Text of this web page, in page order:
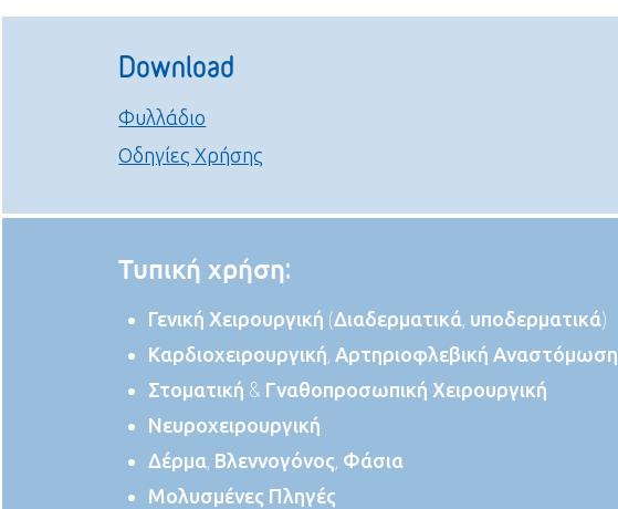
Download
Φυλλάδιο
Οδηγίες Χρήσης
Τυπική χρήση:
Γενική Χειρουργική (Διαδερματικά, υποδερματικά)
Καρδιοχειρουργική, Αρτηριοφλεβική Αναστόμωση
Στοματική & Γναθοπροσωπική Χειρουργική
Νευροχειρουργική
Δέρμα, Βλεννογόνος, Φάσια
Μολυσμένες Πληγές